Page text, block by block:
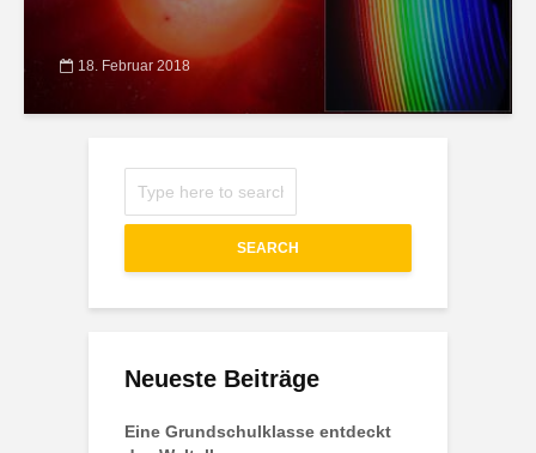
18. Februar 2018
SEARCH
Neueste Beiträge
Eine Grundschulklasse entdeckt